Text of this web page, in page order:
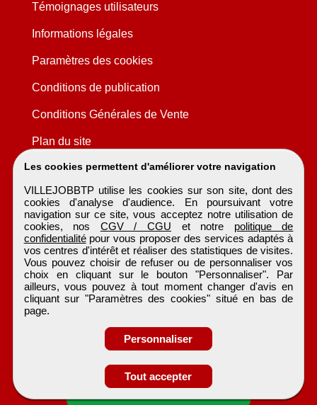
Candidature spontanée
Les cookies permettent d'améliorer votre navigation
VILLEJOBBTP utilise les cookies sur son site, dont des
cookies d'analyse d'audience. En poursuivant votre
navigation sur ce site, vous acceptez notre utilisation de
cookies, nos CGV / CGU et notre politique de
confidentialitépour vous proposer des services adaptés à
vos centres d'intérêt et réaliser des statistiques de visites.
Vous pouvez choisir de refuser ou de personnaliser vos
choix en cliquant sur le bouton "Personnaliser". Par
ailleurs, vous pouvez à tout moment changer d'avis en
cliquant sur "Paramètres des cookies" situé en bas de
page.
Personnaliser
Tout accepter
Témoignages utilisateurs
Informations légales
Paramètres des cookies
Conditions de publication
Conditions Générales de Vente
Plan du site
VILLEJOBBTP
Tous droits réservés © 1999 - 2026